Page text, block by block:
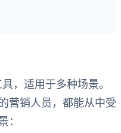
，适用于多种场景。
营销人员，都能从中受
：